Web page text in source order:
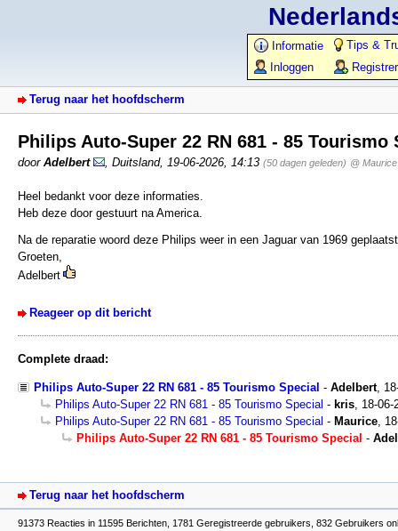
Informatie
Tips &
Inloggen
Terug naar het hoofdscherm
Philips Auto-Super 22 RN 681 - 85
door Adelbert Duitsland, 19-06-2026, 14:13 (50 dagen geleden) @ Maurice
Heel bedankt voor deze informaties.
Heb deze door gestuurt na America.
Na de reparatie woord deze Philips weer in een Jaguar van 1969
Groeten,
Adelbert
Reageer op dit bericht
Complete draad:
Philips Auto-Super 22 RN 681 - 85 Tourismo Special - Adelbert,
Philips Auto-Super 22 RN 681 - 85 Tourismo Special - kris 18-06-
Philips Auto-Super 22 RN 681 - 85 Tourismo Special - Maurice
Philips Auto-Super 22 RN 681 - 85 Tourismo Special -
Terug naar het hoofdscherm
91373 Reacties in 11595 Berichten, 1781 Geregistreerde gebruikers, 832 Gebruikers